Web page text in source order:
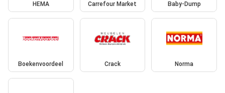
HEMA Carrefour Market Baby-Dump
Boekenvoordeel Crack Norma